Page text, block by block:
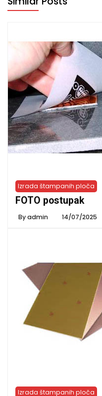
Izrada štampanih ploča
FOTO postupak
Byadmin 14/07/2025
Izrada štampanih ploča